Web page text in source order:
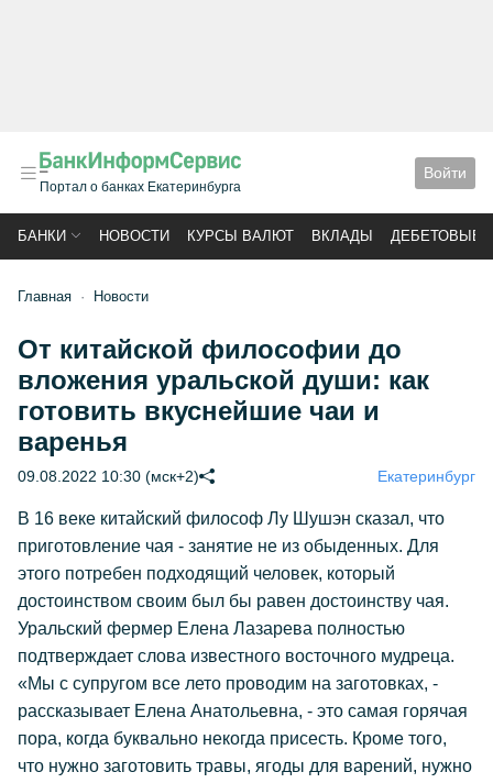
Портал о банках Екатеринбурга
Войти
БАНКИ НОВОСТИ КУРСЫ ВАЛЮТ ВКЛАДЫ ДЕБЕТОВЫЕ
Главная Новости
От китайской философии до
вложения уральской души: как
готовить вкуснейшие чаи и
варенья
09.08.2022 10:30 (мск+2) Екатеринбург
В 16 веке китайский философ Лу Шушэн сказал, что
приготовление чая - занятие не из обыденных. Для
этого потребен подходящий человек, который
достоинством своим был бы равен достоинству чая.
Уральский фермер Елена Лазарева полностью
подтверждает слова известного восточного мудреца.
«Мы с супругом все лето проводим на заготовках, -
рассказывает Елена Анатольевна, - это самая горячая
пора, когда буквально некогда присесть. Кроме того,
что нужно заготовить травы, ягоды для варений, нужно